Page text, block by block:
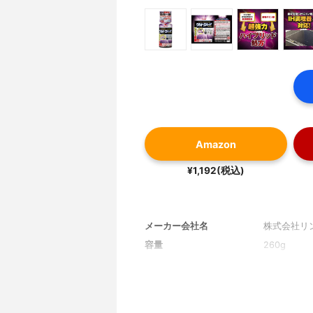
Amazon
¥1,192(税込)
メーカー会社名
株式会社リ
容量
260g